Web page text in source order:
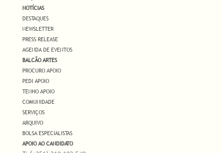
NOTÍCIAS
DESTAQUES
NEWSLETTER
PRESS RELEASE
AGENDA DE EVENTOS
BALCÃO ARTES
PROCURO APOIO
PEDI APOIO
TENHO APOIO
COMUNIDADE
SERVIÇOS
ARQUIVO
BOLSA ESPECIALISTAS
APOIO AO CANDIDATO